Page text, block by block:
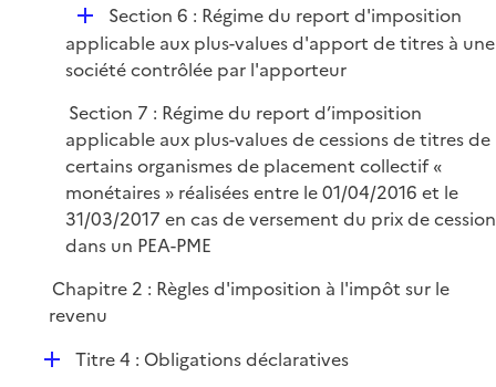
D
é
p
i
e
r
Section 6 : Régime du report d'imposition
applicable aux plus-values d'apport de titres à une
société contrôlée par l'apporteur
Section 7 : Régime du report d’imposition
applicable aux plus-values de cessions de titres de
certains organismes de placement collectif «
monétaires » réalisées entre le 01/04/2016 et le
31/03/2017 en cas de versement du prix de cession
dans un PEA-PME
Chapitre 2 : Règles d'imposition à l'impôt sur le
revenu
DTitre 4 : Obligations déclaratives